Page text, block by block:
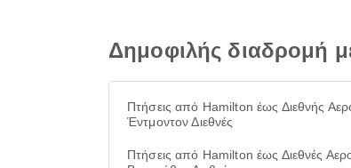
Δημοφιλής διαδρομή
Πτήσεις από Hamilton έως Διεθνής
Έντμοντον Διεθνές
Πτήσεις από Hamilton έως Διεθνές